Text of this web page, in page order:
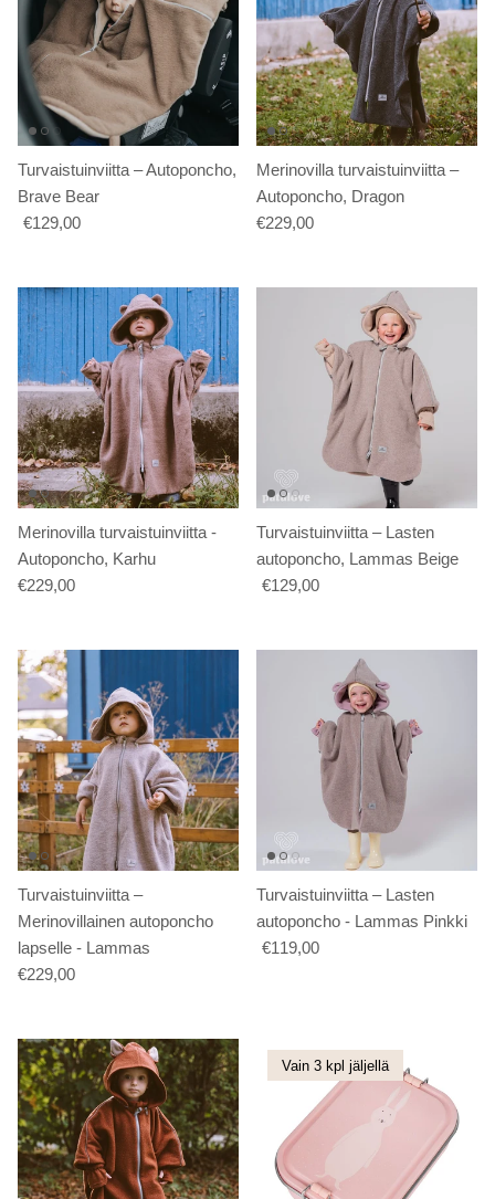
Turvaistuinviitta – Autoponcho,
Brave Bear
€129,00
Merinovilla turvaistuinviitta –
Autoponcho, Dragon
€229,00
Merinovilla turvaistuinviitta -
Autoponcho, Karhu
€229,00
Turvaistuinviitta – Lasten
autoponcho, Lammas Beige
€129,00
Turvaistuinviitta –
Merinovillainen autoponcho
lapselle - Lammas
€229,00
Turvaistuinviitta – Lasten
autoponcho - Lammas Pinkki
€119,00
Vain 3 kpl jäljellä